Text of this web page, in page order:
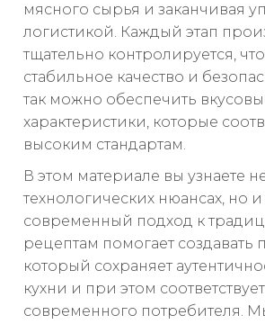
мясного сырья и заканчивая
логистикой. Каждый этап
тщательно контролируется,
стабильное качество и
так можно обеспечить
характеристики, которые
высоким стандартам.
В этом материале вы узнаете
технологических нюансах, но и
современный подход к
рецептам помогает создавать
который сохраняет
кухни и при этом
современного потребителя.